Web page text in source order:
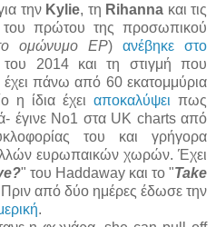
την Kylie, τη Rihanna και τις
πρώτου της προσωπικού
ομώνυμο EP) ανέβηκε στο
2014 και τη στιγμή που
έχει πάνω από 60 εκατομμύρια
η ίδια έχει αποκαλύψει πως
έγινε Νο1 στα UK charts από
του και γρήγορα
ευρωπαικών χωρών. Έχει
" του Haddaway και το "Take
από δύο ημέρες έδωσε την
.